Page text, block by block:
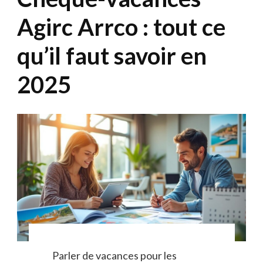
Agirc Arrco : tout ce
qu’il faut savoir en
2025
Parler de vacances pour les